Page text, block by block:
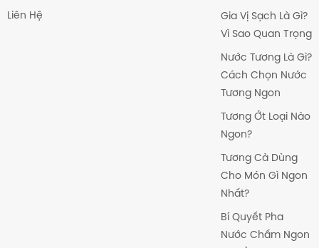
Liên Hệ
Gia Vị Sạch Là Gì?
Vì Sao Quan Trọng
Nước Tương Là Gì?
Cách Chọn Nước
Tương Ngon
Tương Ớt Loại Nào
Ngon?
Tương Cà Dùng
Cho Món Gì Ngon
Nhất?
Bí Quyết Pha
Nước Chấm Ngon